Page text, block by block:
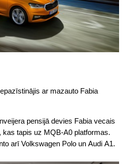
ar mazauto Fabia
pensijā devies Fabia vecais
kas tapis uz MQB-A0 platformas.
arī Volkswagen Polo un Audi A1.